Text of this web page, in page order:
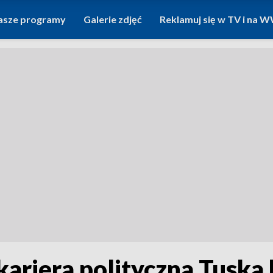
programy Galerie zdjęć Reklamuj się w TV i na